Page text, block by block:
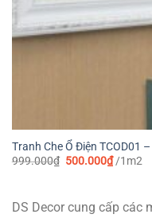
Tranh Che Ổ Điện TCOD01
999.000₫ Giá
500.000₫Giá
hiện
/1m2
DS Decor cung cấp các